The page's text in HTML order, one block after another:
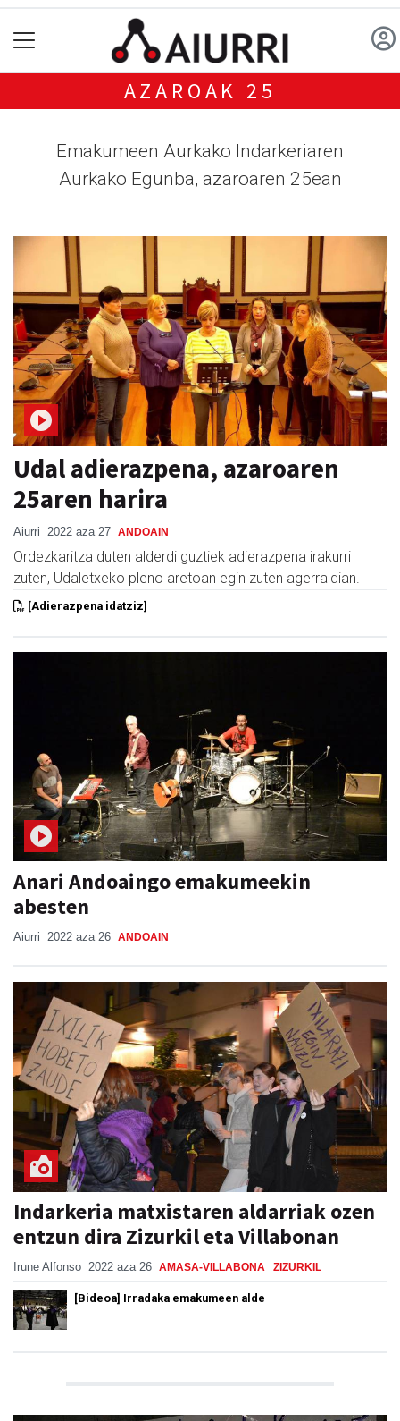
AZAROAK 25
Emakumeen Aurkako Indarkeriaren
Aurkako Egunba, azaroaren 25ean
Udal adierazpena, azaroaren
25aren harira
Aiurri 2022 aza 27 ANDOAIN
Ordezkaritza duten alderdi guztiek adierazpena irakurri
zuten, Udaletxeko pleno aretoan egin zuten agerraldian.
[Adierazpena idatziz]
Anari Andoaingo emakumeekin
abesten
Aiurri 2022 aza 26 ANDOAIN
Indarkeria matxistaren aldarriak ozen
entzun dira Zizurkil eta Villabonan
Irune Alfonso 2022 aza 26 AMASA-VILLABONA ZIZURKIL
[Bideoa] Irradaka emakumeen alde